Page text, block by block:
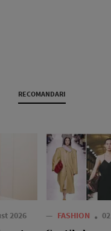
RECOMANDARI
2026 — FASHION